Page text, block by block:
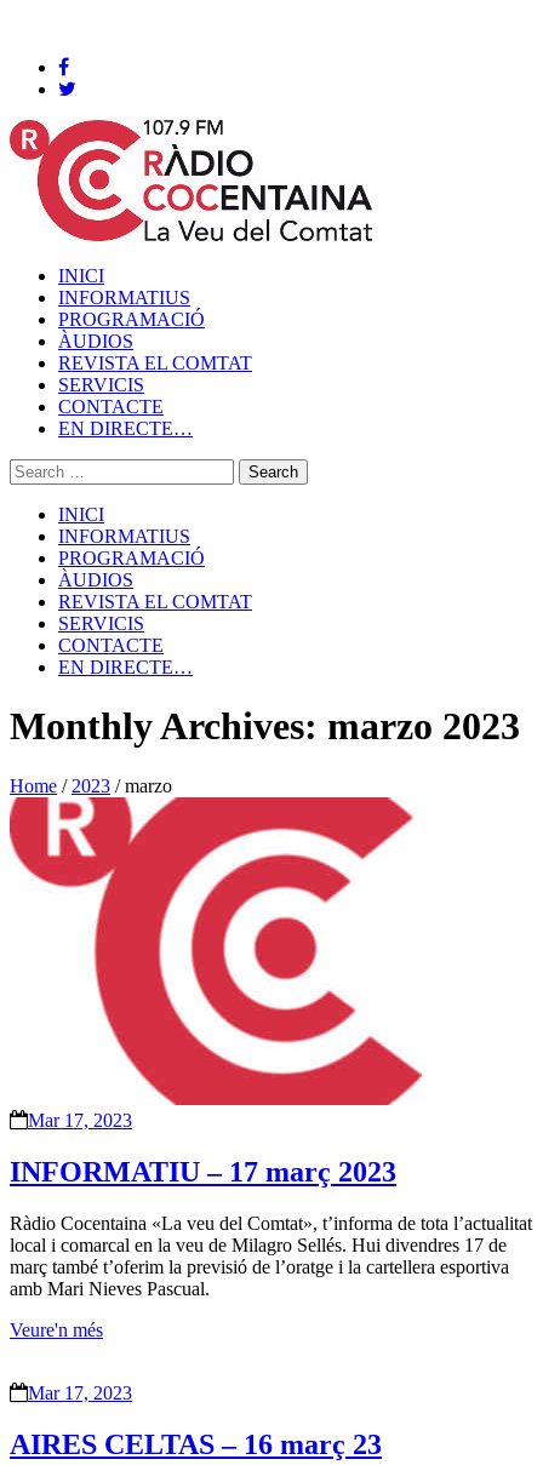
INICI
INFORMATIUS
PROGRAMACIÓ
ÀUDIOS
REVISTA EL COMTAT
SERVICIS
CONTACTE
EN DIRECTE…
INICI
INFORMATIUS
PROGRAMACIÓ
ÀUDIOS
REVISTA EL COMTAT
SERVICIS
CONTACTE
EN DIRECTE…
Monthly Archives: marzo 2023
Home / 2023 /marzo
Mar 17, 2023
INFORMATIU – 17 març 2023
Ràdio Cocentaina «La veu del Comtat», t’informa de tota l’actualitat
local i comarcal en la veu de Milagro Sellés. Hui divendres 17 de
març també t’oferim la previsió de l’oratge i la cartellera esportiva
amb Mari Nieves Pascual.
Veure'n més
Mar 17, 2023
AIRES CELTAS – 16 març 23